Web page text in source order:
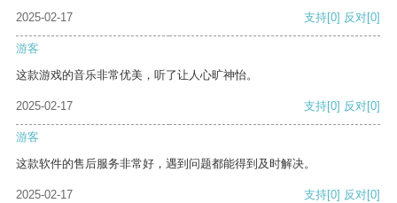
2025-02-17
支持[0] 反对[0]
游客
这款游戏的音乐非常优美，听了让人心旷神怡。
2025-02-17 支持[0] 反对[0]
游客
这款软件的售后服务非常好，遇到问题都能得到及时解决。
2025-02-17 支持[0] 反对[0]